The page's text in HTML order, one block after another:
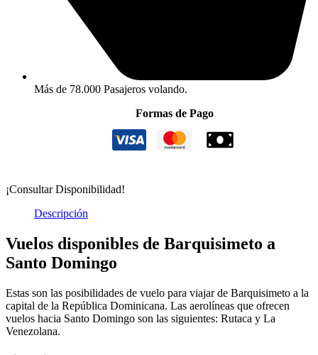
Más de 78.000 Pasajeros volando.
Formas de Pago
¡Consultar Disponibilidad!
Descripción
Vuelos disponibles de Barquisimeto a
Santo Domingo
Estas son las posibilidades de vuelo para viajar de Barquisimeto a la
capital de la República Dominicana. Las aerolíneas que ofrecen
vuelos hacia Santo Domingo son las siguientes: Rutaca y La
Venezolana.